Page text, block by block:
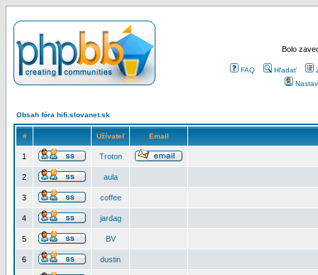
Bolo
FAQ Hľadať
Obsah fóra hifi.slovanet.sk
# Užívateľ Email
1 Troton
2 aula
3 coffee
4 jardag
5 BV
6 dustin